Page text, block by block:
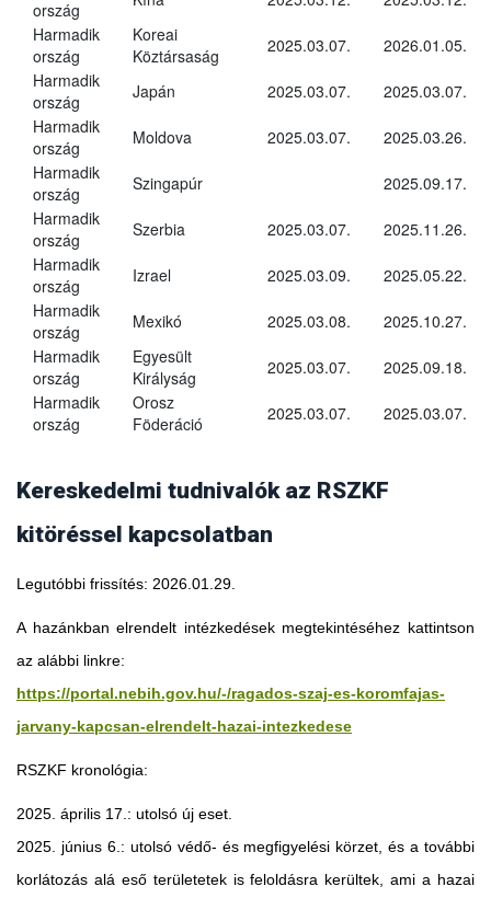
ország
Harmadik
ország
Koreai
Köztársaság
2025.03.07.
2026.01.05.
Harmadik
ország
Japán 2025.03.07.
2025.03.07.
Harmadik
ország
Moldova 2025.03.07.
2025.03.26.
Harmadik
ország
Szingapúr
2025.09.17.
Harmadik
ország
Szerbia 2025.03.07.
2025.11.26.
Harmadik
ország
Izrael 2025.03.09.
2025.05.22.
Harmadik
ország
Mexikó 2025.03.08.
2025.10.27.
Harmadik
ország
Egyesült
Királyság
2025.03.07.
2025.09.18.
Harmadik
ország
Orosz
Föderáció
2025.03.07. 2025.03.07.
Kereskedelmi tudnivalók az RSZKF
kitöréssel kapcsolatban
Legutóbbi frissítés: 2026.01.29.
A hazánkban elrendelt intézkedések megtekintéséhez kattintson
az alábbi linkre:
https://portal.nebih.gov.hu/-/ragados-szaj-es-koromfajas-
jarvany-kapcsan-elrendelt-hazai-intezkedese
RSZKF kronológia:
2025. április 17.: utolsó új eset.
2025. június 6.: utolsó védő- és megfigyelési körzet, és a további
korlátozás alá eső területetek is feloldásra kerültek, ami a hazai
Georgia